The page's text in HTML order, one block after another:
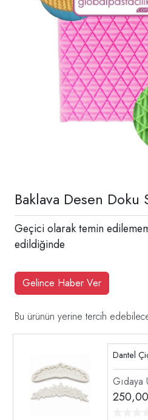
Baklava Desen Doku
Geçici olarak temin
edildiğinde
Gelince Haber Ver
Bu ürünün yerine tercih
Dantel
Gıdaya
Doku
250,00